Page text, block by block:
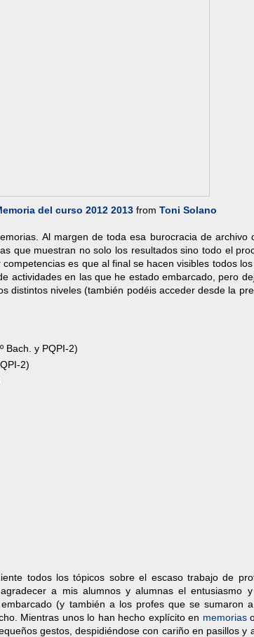
del curso 2012 2013 from Toni Solano
Al margen de toda esa burocracia de archivo
que muestran no solo los resultados sino todo el
es que al final se hacen visibles todos
actividades en las que he estado embarcado, pero
distintos niveles (también podéis acceder desde la
Bach. y PQPI-2)
2)
todos los tópicos sobre el escaso trabajo de
a mis alumnos y alumnas el entusiasmo
(y también a los profes que se sumaron
Mientras unos lo han hecho explícito en memorias
gestos, despidiéndose con cariño en pasillos y